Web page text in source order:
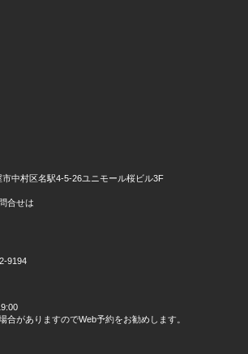
中村区名駅4-5-26ユニモール桜ビル3F
合せは
9194
がありますのでWeb予約をお勧めします。